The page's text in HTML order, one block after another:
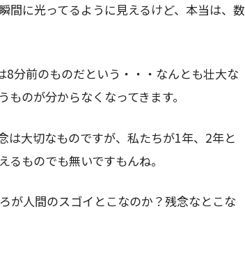
間に光ってるように見えるけど、本当は、数
分前のものだという・・・なんとも壮大な
のが分からなくなってきます。
は大切なものですが、私たちが1年、2年と
ものでも無いですもんね。
が人間のスゴイとこなのか？残念なとこな